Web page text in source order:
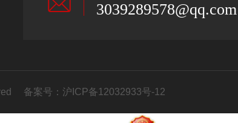
3039289578@qq.com
备案号： 沪ICP备12032933号-12